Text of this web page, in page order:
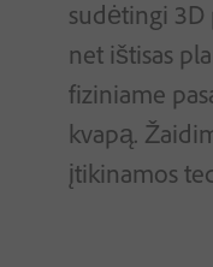
sudėtingi 3D
net ištisas
fiziniame
kvapą.
įtikinamos